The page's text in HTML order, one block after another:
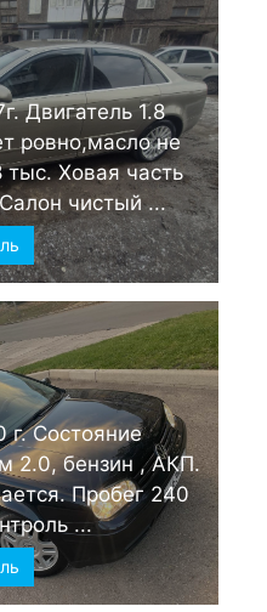
Двигатель 1.8
ровно,масло не
тыс. Ховая часть
чистый ...
г. Состояние
2.0, бензин , АКП.
Пробег 240
...